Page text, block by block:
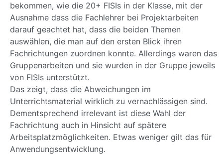
bekommen, wie die 20+ FISIs in der Klasse, mit der
Ausnahme dass die Fachlehrer bei Projektarbeiten
darauf geachtet hat, dass die beiden Themen
auswählen, die man auf den ersten Blick ihren
Fachrichtungen zuordnen konnte. Allerdings waren das
Gruppenarbeiten und sie wurden in der Gruppe jeweils
von FISIs unterstützt.
Das zeigt, dass die Abweichungen im
Unterrichtsmaterial wirklich zu vernachlässigen sind.
Dementsprechend irrelevant ist diese Wahl der
Fachrichtung auch in Hinsicht auf spätere
Arbeitsplatzmöglichkeiten. Etwas weniger gilt das für
Anwendungsentwicklung.